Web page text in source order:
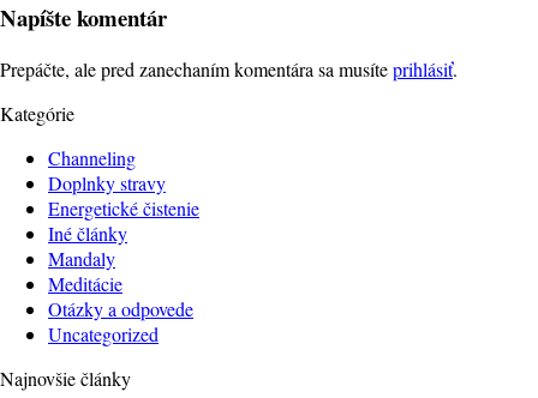
Napíšte komentár
Prepáčte, ale pred zanechaním komentára sa musíteprihlásiť.
Kategórie
Channeling
Doplnky stravy
Energetické čistenie
Iné články
Mandaly
Meditácie
Otázky a odpovede
Uncategorized
Najnovšie články